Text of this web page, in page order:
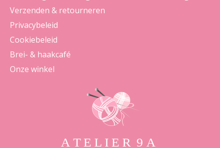
Verzenden & retourneren
Privacybeleid
Cookiebeleid
Brei- & haakcafé
Onze winkel